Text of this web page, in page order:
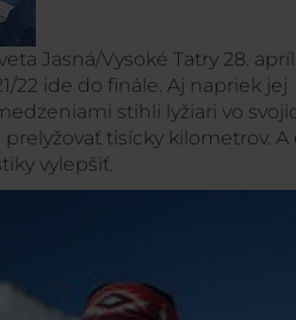
Jasná/Vysoké Tatry 28.
22 ide do finále. Aj napriek jej
stihli lyžiari vo
tisícky kilometrov. A
vylepšiť.